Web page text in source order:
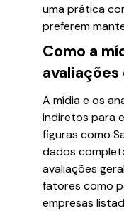
uma prática
preferem
Como a
A mídia e os
indiretos para
figuras como
dados
avaliações
fatores como
empresas